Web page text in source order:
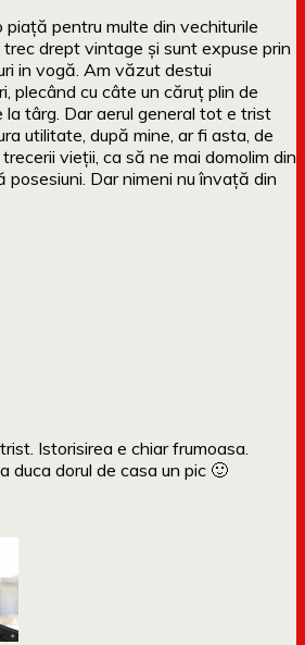
piață pentru multe din vechiturile
drept vintage și sunt expuse prin
in vogă. Am văzut destui
plecând cu câte un căruț plin de
la târg. Dar aerul general tot e trist
utilitate, după mine, ar fi asta, de
vieții, ca să ne mai domolim din
posesiuni. Dar nimeni nu învață din
Istorisirea e chiar frumoasa.
duca dorul de casa un pic 🙂